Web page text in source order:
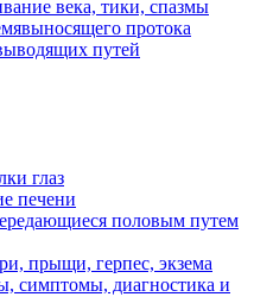
века, тики, спазмы
протока
путей
глаз
печени
половым путем
прыщи, герпес, экзема
симптомы, диагностика и